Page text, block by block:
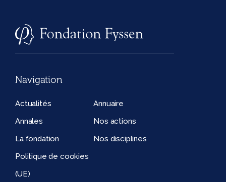
Navigation
Actualités
Annuaire
Annales
Nos actions
La fondation
Nos disciplines
Politique de cookies
(UE)